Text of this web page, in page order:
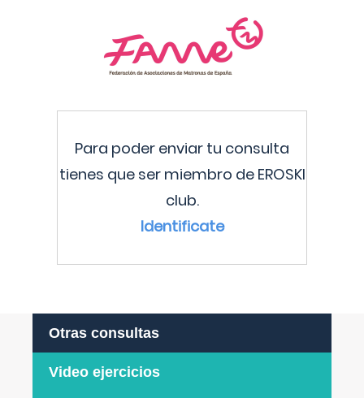
Para poder enviar tu consulta
tienes que ser miembro de EROSKI
club.
Identificate
Otras consultas
Video ejercicios